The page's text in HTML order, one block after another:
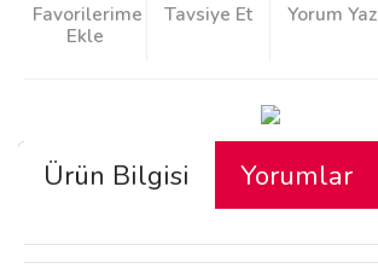
Tavsiye Et Yorum Yaz
Ürün Bilgisi Yorumlar